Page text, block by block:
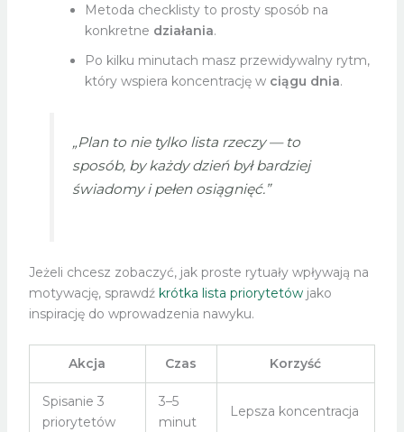
Metoda checklisty to prosty sposób na
konkretne działania.
Po kilku minutach masz przewidywalny rytm,
który wspiera koncentrację w ciągu dnia.
„Plan to nie tylko lista rzeczy — to
sposób, by każdydzieńbył bardziej
świadomy i pełen osiągnięć.”
Jeżeli chcesz zobaczyć, jak proste rytuały wpływają na
motywację, sprawdź krótka lista priorytetówjako
inspirację do wprowadzenia nawyku.
Akcja Czas Korzyść
Spisanie 3
priorytetów
3–5
minut
Lepsza koncentracja